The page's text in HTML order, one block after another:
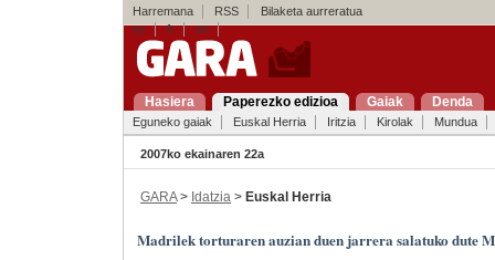
Harremana RSS
Bilaketa aurreratua
es
fr en
Hasiera Paperezko edizioa Gaiak Denda
Eguneko gaiak Euskal Herria Iritzia Kirolak Mundua
2007ko ekainaren 22a
GARA> Idatzia > Euskal Herria
Madrilek torturaren auzian duen jarrera salatuko dute